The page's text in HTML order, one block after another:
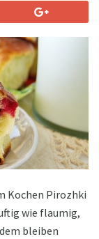
Kochen Pirozhki
wie flaumig,
bleiben